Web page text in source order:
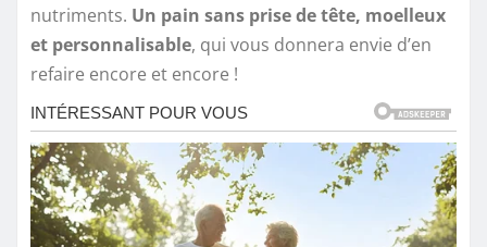
nutriments. Un pain sans prise de tête, moelleux
et personnalisable, qui vous donnera envie d’en
refaire encore et encore !